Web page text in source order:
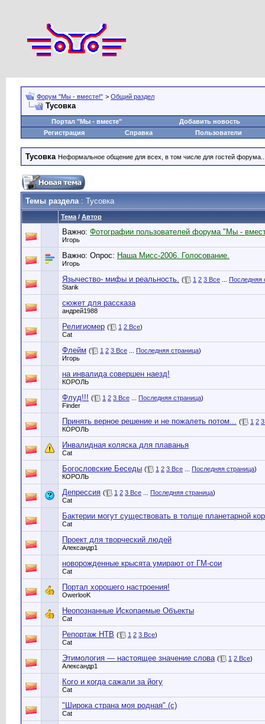
Форум "Мы - вместе!" > Общий раздел
Тусовка
Портал "Мы - вместе"
Добавить новость
Регистрация
Справка Пользователи
Тусовка Неформальное общение для всех, в том числе для гостей
Темы раздела: Тусовка
Тема / Автор
Важно: Фотографии пользователей форума "Мы -
Игорь
Важно: Опрос: Наша Мисс-2006. Голосование.
Игорь
Язычество- мифы и реальность. ( 1 2 3 Все
Последняя
Starik
сюжет для рассказа
андрей1988
Религиомер ( 1 2 Все)
Cat
Флейм ( 1 2 3 Все Последняя страница)
Игорь
на инвалида совершен наезд!
КОРОЛЬ
Флуд!!! ( 1 2 3 Все Последняя страница)
Finder
Принять верное решение и не пожалеть потом... ( 1 2 3
КОРОЛЬ
Инвалидная коляска для плаванья
Cat
Богословские Беседы ( 1 2 3 Все Последняя страница)
КОРОЛЬ
Депрессия ( 1 2 3 Все Последняя страница)
Cat
Бактерии могут существовать в толще планетарной
Cat
Проект для творческий людей
Александр1
новорожденные крысята умирают от ГМ-сои
Cat
Портал хорошего настроения!
OwerlooK
Неопознанные Ископаемые Объекты
Cat
Репортаж НТВ ( 1 2 3 Все)
Cat
Этимология — настоящее значение слова ( 1 2 Все)
Александр1
Кого и когда сажали за йогу
Cat
"Широка страна моя родная" (с)
Cat